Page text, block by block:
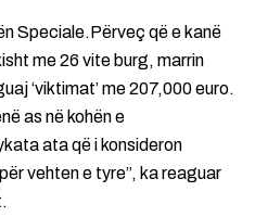
Speciale.Përveç që e kanë
me 26 vite burg, marrin
‘viktimat’ me 207,000 euro.
as në kohën e
ata që i konsideron
vehten e tyre”, ka reaguar